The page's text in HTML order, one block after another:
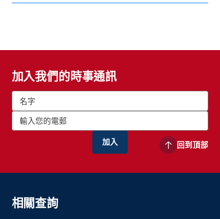
皇后區: (718) 587-1115
加入我們的時事通訊
回到頂部
相關查詢